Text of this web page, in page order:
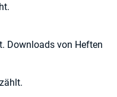
Downloads von Heften